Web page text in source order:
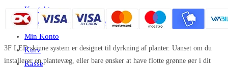
Kontakt os
Erhvervssalg og firmagaver
Min Konto
Kurv
Kasse
3F LED skinne system er designet til dyrkning af planter. Uanset om du
installerer en plantevæg, eller bare ønsker at have flotte grønne øer i dit